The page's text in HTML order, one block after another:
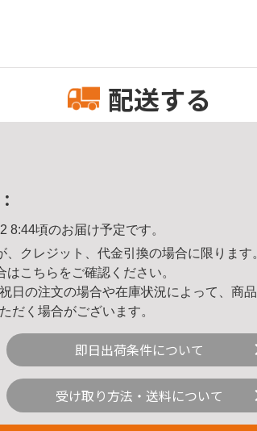
配送する
8:44頃のお届け予定です。
、クレジット、代金引換の場合に限ります
はこちら をご確認ください。
日の注文の場合や在庫状況によって、商
だく場合がございます。
即日出荷条件について
受け取り方法・送料について